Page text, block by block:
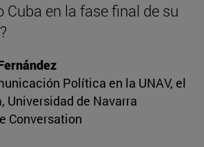
Cuba en la fase final de su
Política en la UNAV, el
Universidad de Navarra
Conversation